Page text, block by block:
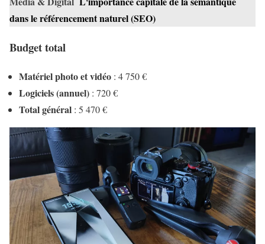
dans le référencement naturel (SEO)
Budget total
Matériel photo et vidéo : 4 750 €
Logiciels (annuel) : 720 €
Total général : 5 470 €